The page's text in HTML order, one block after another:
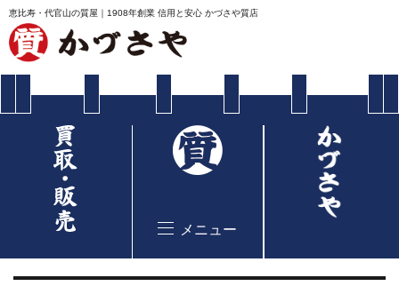
恵比寿・代官山の質屋｜1908年創業 信用と安心 かづさや質店
メニュー